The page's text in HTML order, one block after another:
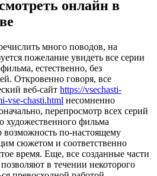
онлайн в
много поводов, на
пожелание увидеть все серии
естественно, без
Откровенно говоря, все
веб-сайт https://vsechasti-
vse-chasti.html несомненно
перепросмотр всех серий
художественного фильма
возможность по-настоящему
сюжетом и соответственно
время. Еще, все созданные части
в течении некоторого